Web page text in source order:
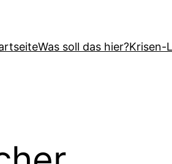
Was soll das hier?Krisen-